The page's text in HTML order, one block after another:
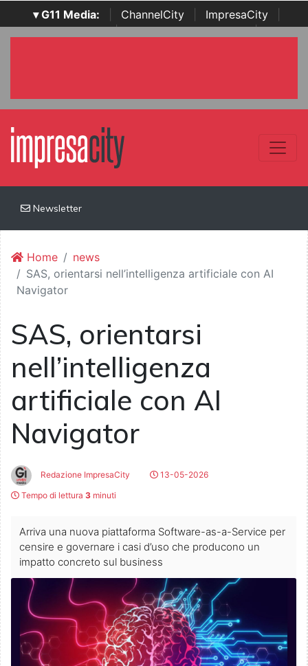
▾ G11 Media: ChannelCity ImpresaCity
SecurityOpenLab | Italian Channel Awards | Italian
Newsletter
Home
news
SAS, orientarsi nell’intelligenza artificiale con AI
Navigator
SAS, orientarsi
nell’intelligenza
artificiale con AI
Navigator
Redazione ImpresaCity
13-05-2026
Tempo di lettura 3 minuti
Arriva una nuova piattaforma Software-as-a-Service per
censire e governare i casi d’uso che producono un
impatto concreto sul business